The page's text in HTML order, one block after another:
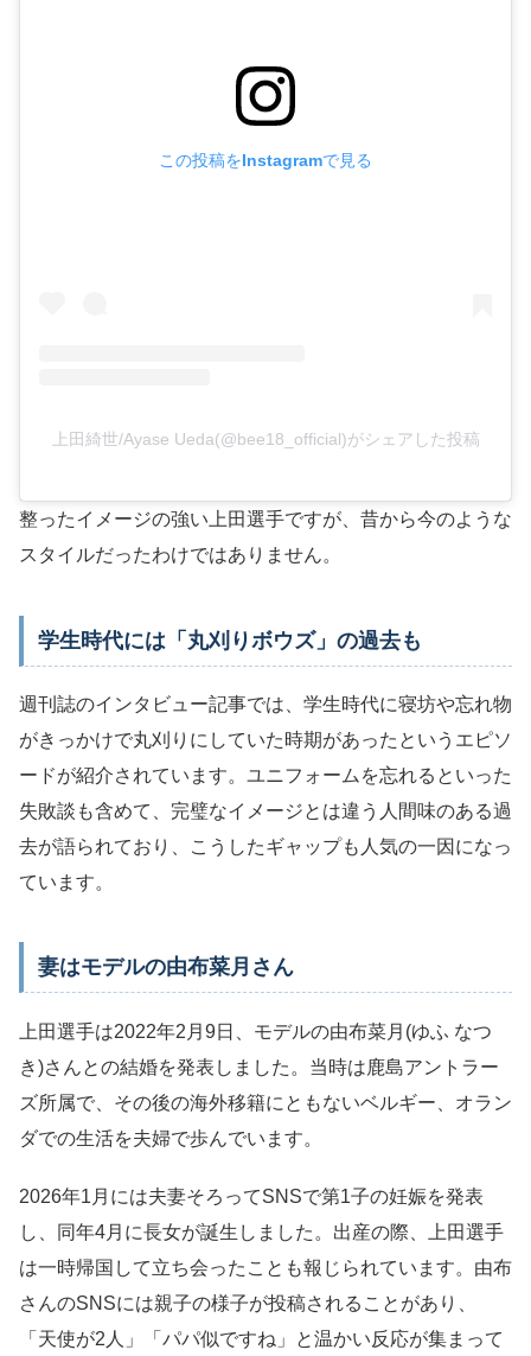
この投稿をInstagramで見る
上田綺世/Ayase Ueda(@bee18_official)がシェアした投稿
整ったイメージの強い上田選手ですが、昔から今のような
スタイルだったわけではありません。
学生時代には「丸刈りボウズ」の過去も
週刊誌のインタビュー記事では、学生時代に寝坊や忘れ物
がきっかけで丸刈りにしていた時期があったというエピソ
ードが紹介されています。ユニフォームを忘れるといった
失敗談も含めて、完璧なイメージとは違う人間味のある過
去が語られており、こうしたギャップも人気の一因になっ
ています。
妻はモデルの由布菜月さん
上田選手は2022年2月9日、モデルの由布菜月(ゆふ なつ
き)さんとの結婚を発表しました。当時は鹿島アントラー
ズ所属で、その後の海外移籍にともないベルギー、オラン
ダでの生活を夫婦で歩んでいます。
2026年1月には夫妻そろってSNSで第1子の妊娠を発表
し、同年4月に長女が誕生しました。出産の際、上田選手
は一時帰国して立ち会ったことも報じられています。由布
さんのSNSには親子の様子が投稿されることがあり、
「天使が2人」「パパ似ですね」と温かい反応が集まって